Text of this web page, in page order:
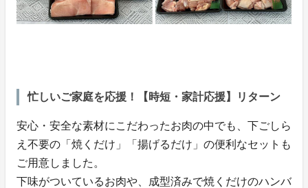
忙しいご家庭を応援！【時短・家計応援】リターン
安心・安全な素材にこだわったお肉の中でも、下ごしら
え不要の「焼くだけ」「揚げるだけ」の便利なセットも
ご用意しました。
下味がついているお肉や、成型済みで焼くだけのハンバ